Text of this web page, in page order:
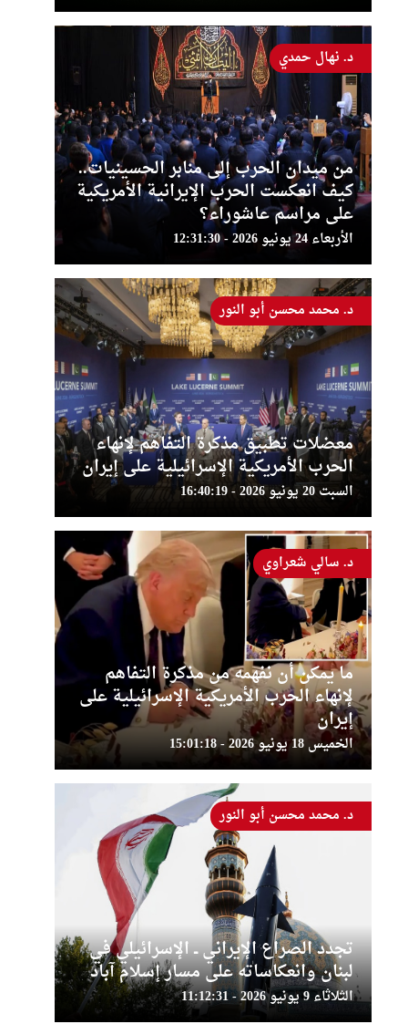
من ميدان الحرب إلى منابر الحسينيات..
كيف انعكست الحرب الإيرانية الأمريكية
على مراسم عاشوراء؟
الأربعاء 24 يونيو 2026 - 12:31:30
د. نهال حمدي
معضلات تطبيق مذكرة التفاهم لإنهاء
الحرب الأمريكية الإسرائيلية على إيران
السبت 20 يونيو 2026 - 16:40:19
د. محمد محسن أبو النور
ما يمكن أن نفهمه من مذكرة التفاهم
لإنهاء الحرب الأمريكية الإسرائيلية على
إيران
الخميس 18 يونيو 2026 - 15:01:18
د. سالي شعراوي
تجدد الصراع الإيراني ــ الإسرائيلي في
لبنان وانعكاساته على مسار إسلام آباد
الثلاثاء 9 يونيو 2026 - 11:12:31
د. محمد محسن أبو النور